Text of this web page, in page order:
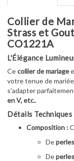
Collier de
Strass et
CO1221A
L'Élégance
Cecollier de mariage
votre tenue de
s'adapter
en V, etc..
Détails
Composition :
De
De